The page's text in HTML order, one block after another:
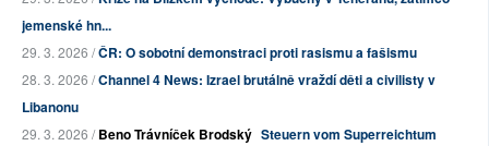
jemenské hn...
29. 3. 2026 /ČR: O sobotní demonstraci proti rasismu a fašismu
28. 3. 2026 /Channel 4 News: Izrael brutálně vraždí děti a civilisty v
Libanonu
29. 3. 2026 /Beno Trávníček Brodský Steuern vom Superreichtum